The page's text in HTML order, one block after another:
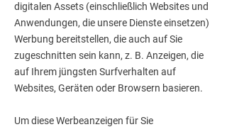
digitalen Assets (einschließlich Websites und
Anwendungen, die unsere Dienste einsetzen)
Werbung bereitstellen, die auch auf Sie
zugeschnitten sein kann, z. B. Anzeigen, die
auf Ihrem jüngsten Surfverhalten auf
Websites, Geräten oder Browsern basieren.
Um diese Werbeanzeigen für Sie